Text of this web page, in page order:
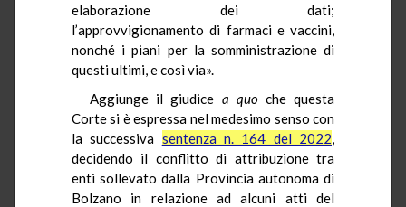
elaborazione dei dati;
l’approvvigionamento di farmaci e vaccini,
nonché i piani per la somministrazione di
questi ultimi, e così via».
Aggiunge il giudice a quoche questa
Corte si è espressa nel medesimo senso con
la successiva sentenza n. 164 del 2022,
decidendo il conflitto di attribuzione tra
enti sollevato dalla Provincia autonoma di
Bolzano in relazione ad alcuni atti del